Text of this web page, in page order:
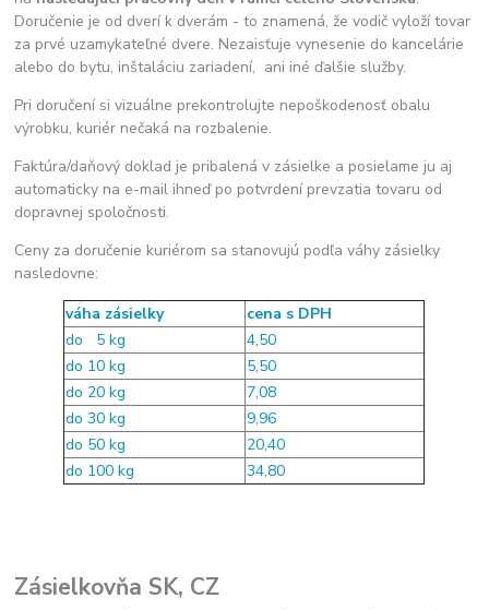
Doručenie je od dverí k dverám - to znamená, že vodič vyloží tovar
za prvé uzamykateľné dvere. Nezaisťuje vynesenie do kancelárie
alebo do bytu, inštaláciu zariadení, ani iné ďalšie služby.
Pri doručení si vizuálne prekontrolujte nepoškodenosť obalu
výrobku, kuriér nečaká na rozbalenie.
Faktúra/daňový doklad je pribalená v zásielke a posielame ju aj
automaticky na e-mail ihneď po potvrdení prevzatia tovaru od
dopravnej spoločnosti.
Ceny za doručenie kuriérom sa stanovujú podľa váhy zásielky
nasledovne:
váha zásielky
cena s DPH
do 5 kg
4,50
do 10 kg
5,50
do 20 kg
7,08
do 30 kg
9,96
do 50 kg
20,40
do 100 kg
34,80
Zásielkovňa SK, CZ